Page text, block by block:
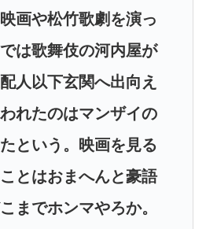
画や松竹歌劇を演っ
は歌舞伎の河内屋が
人以下玄関へ出向え
れたのはマンザイの
という。映画を見る
とはおまへんと豪語
までホンマやろか。